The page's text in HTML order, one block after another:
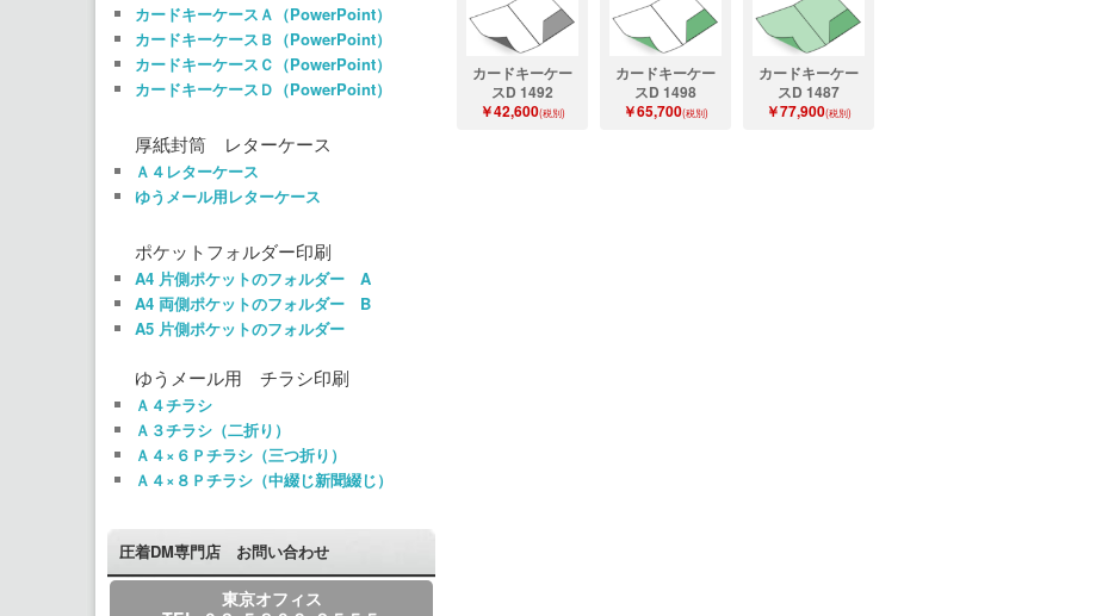
カードキーケー
スD 1492
￥42,600(税別)
カードキーケー
スD 1498
￥65,700(税別)
カードキーケー
スD 1487
￥77,900(税別)
カードキーケースＡ（PowerPoint）
カードキーケースＢ（PowerPoint）
カードキーケースＣ（PowerPoint）
カードキーケースＤ（PowerPoint）
厚紙封筒 レターケース
Ａ４レターケース
ゆうメール用レターケース
ポケットフォルダー印刷
A4 片側ポケットのフォルダー A
A4 両側ポケットのフォルダー B
A5 片側ポケットのフォルダー
ゆうメール用 チラシ印刷
Ａ４チラシ
Ａ３チラシ（二折り）
Ａ４×６Ｐチラシ（三つ折り）
Ａ４×８Ｐチラシ（中綴じ新聞綴じ）
圧着DM専門店 お問い合わせ
東京オフィス